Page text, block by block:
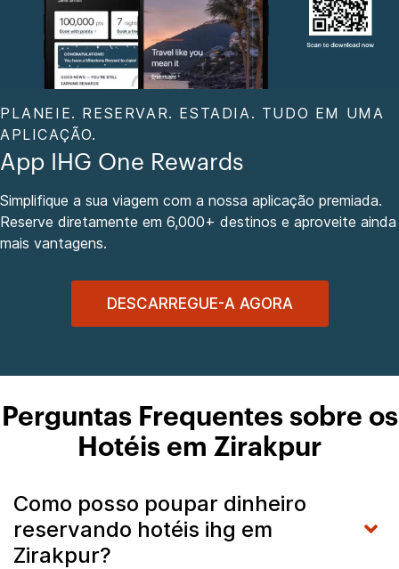
PLANEIE. RESERVAR. ESTADIA. TUDO EM UMA
APLICAÇÃO.
App IHG One Rewards
Simplifique a sua viagem com a nossa aplicação premiada.
Reserve diretamente em 6,000+ destinos e aproveite ainda
mais vantagens.
DESCARREGUE-A AGORA
Perguntas Frequentes sobre os
Hotéis em Zirakpur
Como posso poupar dinheiro
reservando hotéis ihg em
Zirakpur?